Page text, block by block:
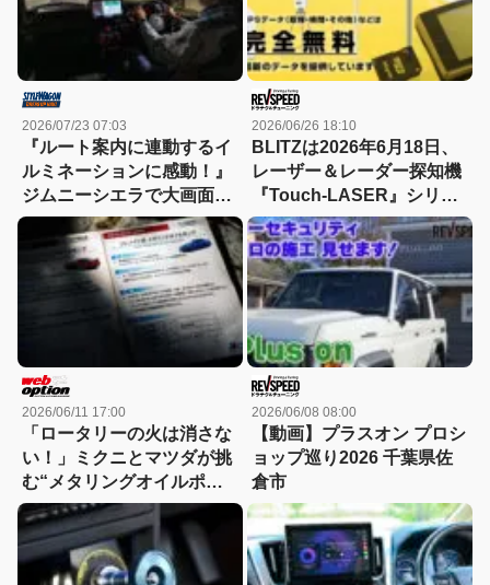
2026/07/23 07:03
『ルート案内に連動するイ
ルミネーションに感動！』
ジムニーシエラで大画面デ
ィスプレイオーディオの実
力をチェック！
2026/06/26 18:10
BLITZは2026年6月18日、
レーザー＆レーダー探知機
『Touch-LASER』シリー
ズ全機種に対応の最新2026
年6月版GPSデータを無料
配信開始
2026/06/11 17:00
「ロータリーの火は消さな
い！」ミクニとマツダが挑
む“メタリングオイルポン
プ復活計画”の全貌
2026/06/08 08:00
【動画】プラスオン プロシ
ョップ巡り2026 千葉県佐
倉市